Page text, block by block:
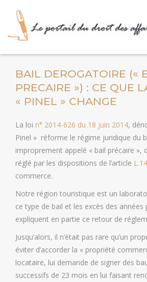
BAIL DEROGATOIRE («
PRECAIRE ») : CE QUE
« PINEL » CHANGE
La loi n° 2014-626 du 18 juin 2014,
Pinel » réforme le régime juridique du
improprement appelé « bail précaire »,
réglé par les dispositions de l’article
commerce.
Notre région touristique est un
ce type de bail et les excès des années
expliquent en partie ce retour de
Jusqu’alors, il n’était pas rare qu’un
éviter d’accorder la « propriété
locataire, lui demande de signer des
successifs de 23 mois en lui faisant